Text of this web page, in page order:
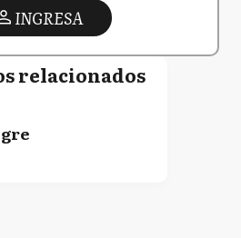
INGRESA
relacionados